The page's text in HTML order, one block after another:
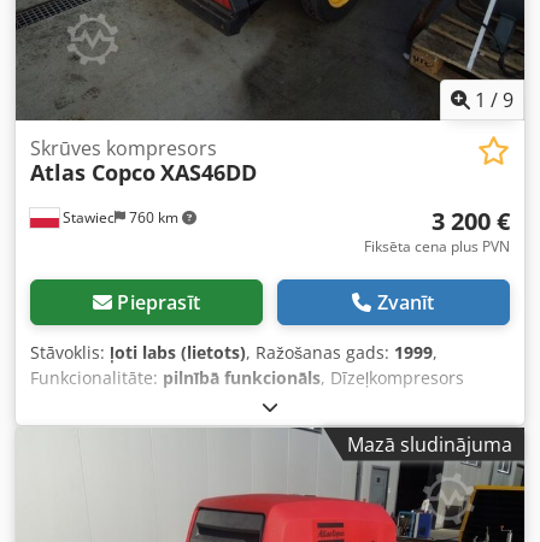
1 /9
Stawiec 760 km
Skrūves kompresors
Atlas CopcoXAS46DD
3 200 €
Fiksēta cena plus PVN
Pieprasīt Zvanīt
Stāvoklis: ļoti labs (lietots), Ražošanas gads: 1999,
Funkcionalitāte: pilnībā funkcionāls, Dīzeļkompresors
ATLAS COPCO XAS46DD pēc servisa!!! Kompresors
reģistrēts Polijā. Tehniskie dati: Ražība: 2,60 m³/min; Darba
spiediens: 7 Bar; Dzinējs: DEUTZ F2M1011 Darba stundas:
1355h!!! Dcjdpfx Aex A T D Sedwek Kompresors pilnībā
darba kārtībā, gatavs lietošanai, ar garantiju Neto cena: 13
500 PLN Bruto cena: 16 605 PLN
Mazā sludinājuma